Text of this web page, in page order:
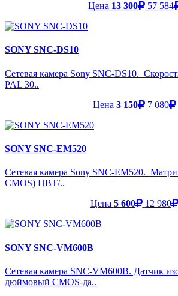
Цена 13 300 57 584
SONY SNC-DS10
Сетевая камера Sony SNC-DS10.
PAL 30..
Цена 3 150 7 080
SONY SNC-EM520
Сетевая камера Sony SNC-EM520.
CMOS) ЦВТ/..
Цена 5 600 12 980
SONY SNC-VM600B
Сетевая камера SNC-VM600B. Датчик
дюймовый CMOS-да..